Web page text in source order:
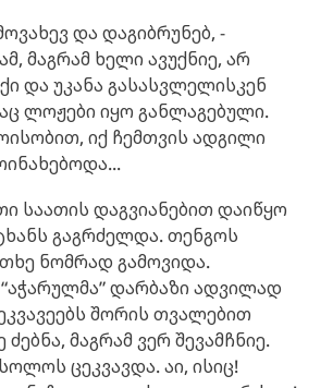
და დაგიბრუნებ, -
მაგრამ ხელი ავუქნიე, არ
და უკანა გასასვლელისკენ
ლოჟები იყო განლაგებული.
იქ ჩემთვის ადგილი
საათის დაგვიანებით დაიწყო
გაგრძელდა. თენგოს
ნომრად გამოვიდა.
დარბაზი ადვილად
შორის თვალებით
მაგრამ ვერ შევამჩნიე.
ცეკვავდა. აი, ისიც!